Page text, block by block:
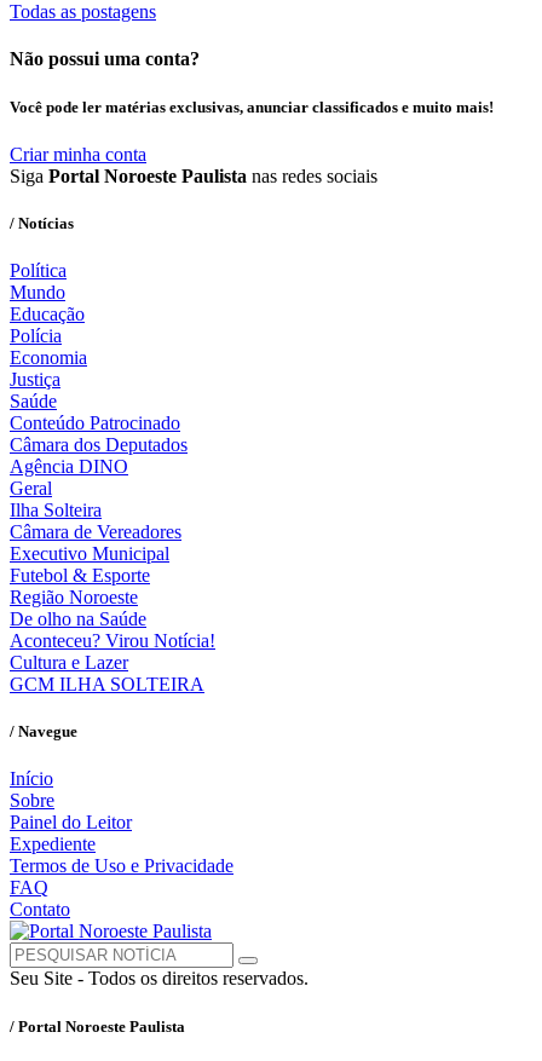
Todas as postagens
Não possui uma conta?
Você pode ler matérias exclusivas, anunciar classificados e muito mais!
Criar minha conta
Siga Portal Noroeste Paulista nas redes sociais
/ Notícias
Política
Mundo
Educação
Polícia
Economia
Justiça
Saúde
Conteúdo Patrocinado
Câmara dos Deputados
Agência DINO
Geral
Ilha Solteira
Câmara de Vereadores
Executivo Municipal
Futebol & Esporte
Região Noroeste
De olho na Saúde
Aconteceu? Virou Notícia!
Cultura e Lazer
GCM ILHA SOLTEIRA
/ Navegue
Início
Sobre
Painel do Leitor
Expediente
Termos de Uso e Privacidade
FAQ
Contato
Seu Site - Todos os direitos reservados.
/ Portal Noroeste Paulista